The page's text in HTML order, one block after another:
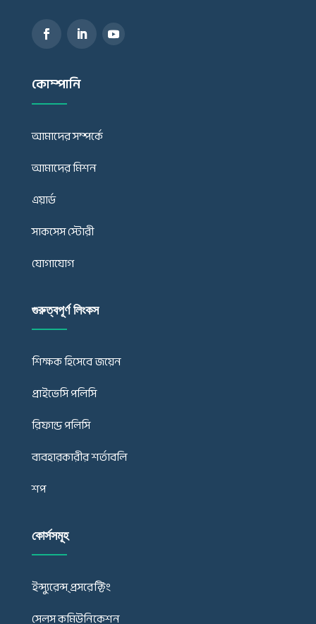
কোম্পানি
আমাদের সম্পর্কে
আমাদের মিশন
এয়ার্ড
সাকসেস স্টোরী
যোগাযোগ
গুরুত্বপূর্ণ লিংকস
শিক্ষক হিসেবে জয়েন
প্রাইভেসি পলিসি
রিফান্ড পলিসি
ব্যবহারকারীর শর্তাবলি
শপ
কোর্সসমূহ
ইন্স্যুরেন্স্ প্রসরেক্টিং
সেলস কমিউনিকেশন